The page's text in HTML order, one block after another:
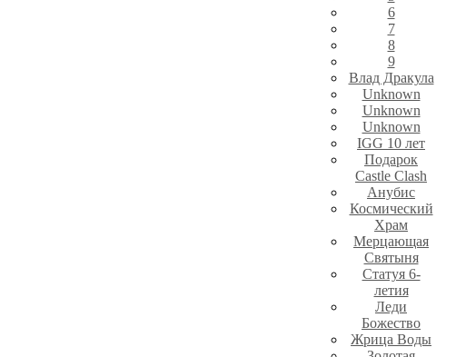
6
7
8
9
Влад Дракула
Unknown
Unknown
Unknown
IGG 10 лет
Подарок
Castle Clash
Анубис
Космический
Храм
Мерцающая
Святыня
Статуя 6-
летия
Леди
Божество
Жрица Воды